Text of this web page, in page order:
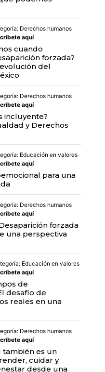
Derechos humanos
aquí
cuando
forzada?
del
Derechos humanos
aquí
incluyente?
y Derechos
Educación en valores
aquí
para una
Derechos humanos
aquí
forzada
una perspectiva
Educación en valores
aquí
de
desafío de
reales en una
Derechos humanos
aquí
también es un
cuidar y
desde una